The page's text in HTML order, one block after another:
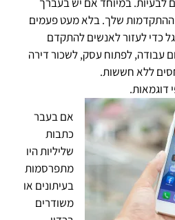
ההתקדמות שלך. בלא מעט פעמים
כדי לעזור לאנשים להתקדם
עבודה, לפתוח עסק, לשכור דירה
ללא חששות.
דוגמאות.
אם בעבר
כתבות
שליליות היו
מתפרסמות
בעיתונים או
משודרים